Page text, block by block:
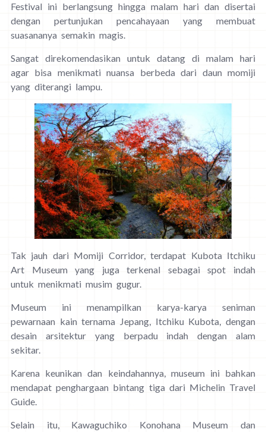
Festival ini berlangsung hingga malam hari dan disertai
dengan pertunjukan pencahayaan yang membuat
suasananya semakin magis.
Sangat direkomendasikan untuk datang di malam hari
agar bisa menikmati nuansa berbeda dari daun momiji
yang diterangi lampu.
Tak jauh dari Momiji Corridor, terdapat Kubota Itchiku
Art Museum yang juga terkenal sebagai spot indah
untuk menikmati musim gugur.
Museum ini menampilkan karya-karya seniman
pewarnaan kain ternama Jepang, Itchiku Kubota, dengan
desain arsitektur yang berpadu indah dengan alam
sekitar.
Karena keunikan dan keindahannya, museum ini bahkan
mendapat penghargaan bintang tiga dari Michelin Travel
Guide.
Selain itu, Kawaguchiko Konohana Museum dan